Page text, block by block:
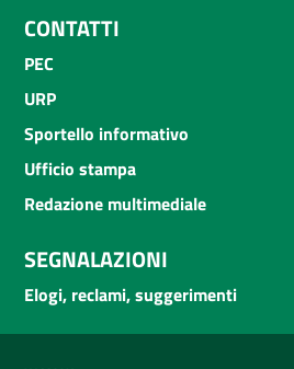
CONTATTI
PEC
URP
Sportello informativo
Ufficio stampa
Redazione multimediale
SEGNALAZIONI
Elogi, reclami, suggerimenti